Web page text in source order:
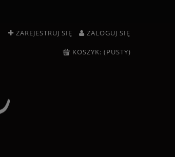
ZAREJESTRUJ SIĘ ZALOGUJ SIĘ
KOSZYK: (PUSTY)